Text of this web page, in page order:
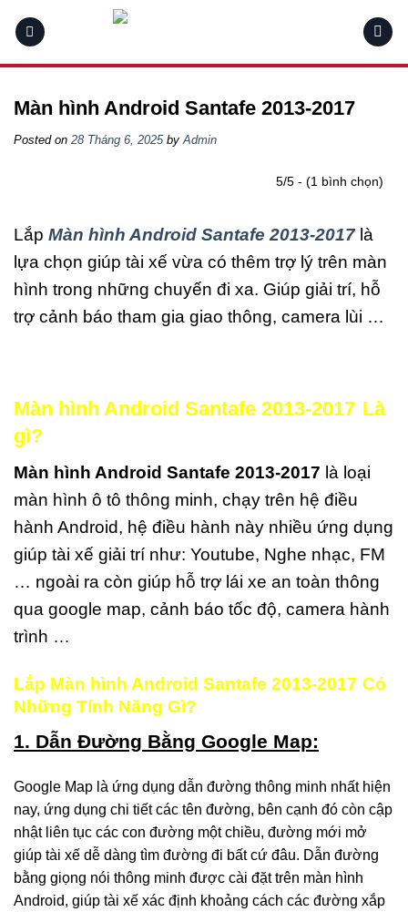
Màn hình Android Santafe 2013-2017
Posted on 28 Tháng 6, 2025byAdmin
5/5 - (1 bình chọn)
Lắp Màn hình Android Santafe 2013-2017là
lựa chọn giúp tài xế vừa có thêm trợ lý trên màn
hình trong những chuyến đi xa. Giúp giải trí, hỗ
trợ cảnh báo tham gia giao thông, camera lùi …
Màn hình Android Santafe 2013-2017 Là
gì?
Màn hình Android Santafe 2013-2017 là loại
màn hình ô tô thông minh, chạy trên hệ điều
hành Android, hệ điều hành này nhiều ứng dụng
giúp tài xế giải trí như: Youtube, Nghe nhạc, FM
… ngoài ra còn giúp hỗ trợ lái xe an toàn thông
qua google map, cảnh báo tốc độ, camera hành
trình …
Lắp Màn hình Android Santafe 2013-2017 Có
Những Tính Năng Gì?
1. Dẫn Đường Bằng Google Map:
Google Map là ứng dụng dẫn đường thông minh nhất hiện
nay, ứng dụng chi tiết các tên đường, bên cạnh đó còn cập
nhật liên tục các con đường một chiều, đường mới mở
giúp tài xế dễ dàng tìm đường đi bất cứ đâu. Dẫn đường
bằng giọng nói thông minh được cài đặt trên màn hình
Android, giúp tài xế xác định khoảng cách các đường xắp